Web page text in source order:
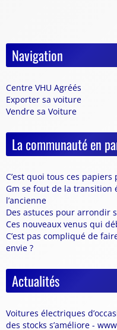
Navigation
Centre VHU Agréés
Exporter sa voiture
Vendre sa Voiture
La communauté en
C’est quoi tous ces
Gm se fout de la transition
l’ancienne
Des astuces pour arrondir
Ces nouveaux venus qui
C’est pas compliqué de
envie ?
Actualités
Voitures électriques
des stocks s’améliore -